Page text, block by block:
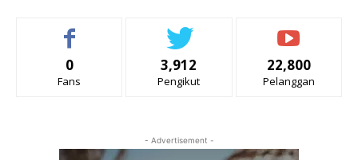
0
Fans
3,912
Pengikut
22,800
Pelanggan
- Advertisement -